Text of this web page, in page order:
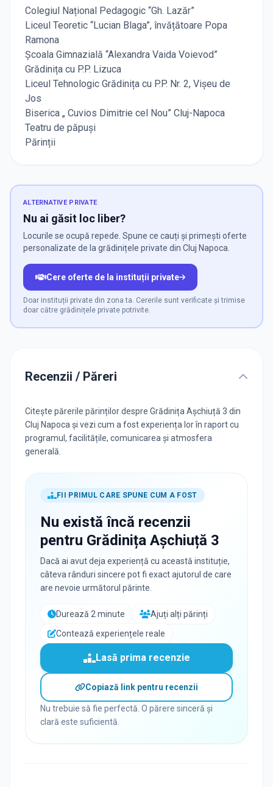
Colegiul Național Pedagogic “Gh. Lazăr”
Liceul Teoretic “Lucian Blaga”, învățătoare Popa
Ramona
Școala Gimnazială “Alexandra Vaida Voievod”
Grădinița cu P.P. Lizuca
Liceul Tehnologic Grădinița cu P.P. Nr. 2, Vișeu de
Jos
Biserica „ Cuvios Dimitrie cel Nou” Cluj-Napoca
Teatru de păpuși
Părinții
ALTERNATIVE PRIVATE
Nu ai găsit loc liber?
Locurile se ocupă repede. Spune ce cauți și primești oferte
personalizate de la grădinițele private din Cluj Napoca.
Cere oferte de la instituții private
Doar instituții private din zona ta. Cererile sunt verificate și trimise
doar către grădinițele private potrivite.
Recenzii / Păreri
Citește părerile părinților despre Grădinița Așchiuță 3 din
Cluj Napoca și vezi cum a fost experiența lor în raport cu
programul, facilitățile, comunicarea și atmosfera
generală.
FII PRIMUL CARE SPUNE CUM A FOST
Nu există încă recenzii
pentru Grădinița Așchiuță 3
Dacă ai avut deja experiență cu această instituție,
câteva rânduri sincere pot fi exact ajutorul de care
are nevoie următorul părinte.
Durează 2 minute
Ajuți alți părinți
Contează experiențele reale
Lasă prima recenzie
Copiază link pentru recenzii
Nu trebuie să fie perfectă. O părere sinceră și
clară este suficientă.